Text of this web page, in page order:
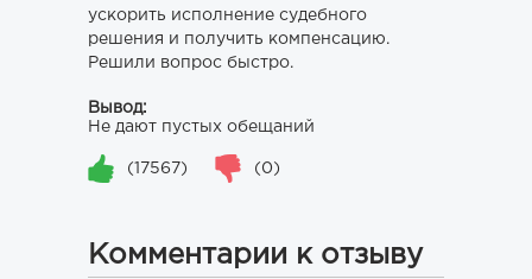
ускорить исполнение судебного
решения и получить компенсацию.
Решили вопрос быстро.
Вывод:
Не дают пустых обещаний
(17567) (0)
Комментарии к отзыву